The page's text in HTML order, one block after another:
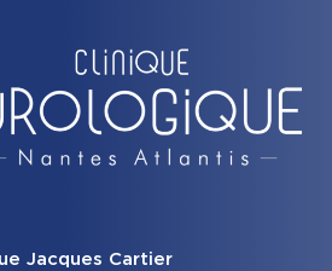
Jacques Cartier